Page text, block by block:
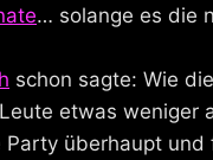
… solange es die
schon sagte: Wie die
etwas weniger
Party überhaupt und